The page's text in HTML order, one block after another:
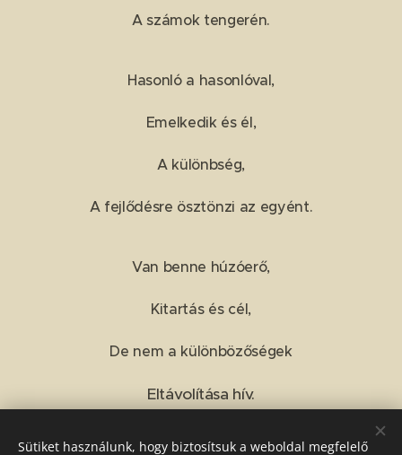
A számok tengerén.
Hasonló a hasonlóval,
Emelkedik és él,
A különbség,
A fejlődésre ösztönzi az egyént.
Van benne húzóerő,
Kitartás és cél,
De nem a különbözőségek
Eltávolítása hív.
Sütiket használunk, hogy biztosítsuk a weboldal megfelelő